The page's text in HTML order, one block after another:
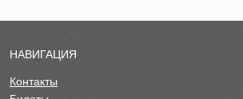
НАВИГАЦИЯ
Контакты